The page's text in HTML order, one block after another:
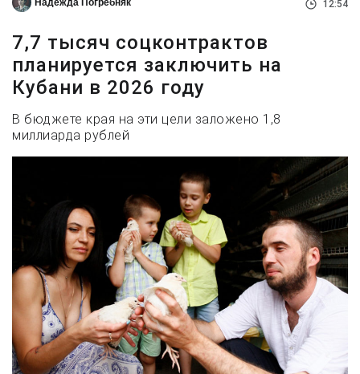
Надежда Погребняк 12:54
7,7 тысяч соцконтрактов
планируется заключить на
Кубани в 2026 году
В бюджете края на эти цели заложено 1,8
миллиарда рублей